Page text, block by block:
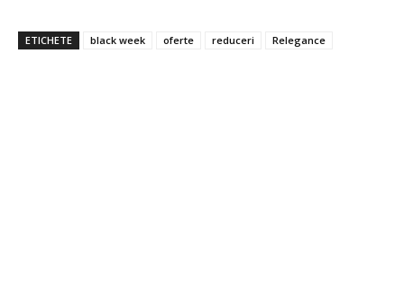
ETICHETE black week oferte reduceri Relegance